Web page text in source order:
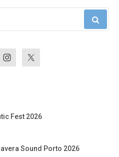
Fest 2026
Sound Porto 2026